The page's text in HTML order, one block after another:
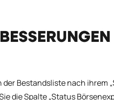
Bestandsliste nach ihrem
die Spalte „Status